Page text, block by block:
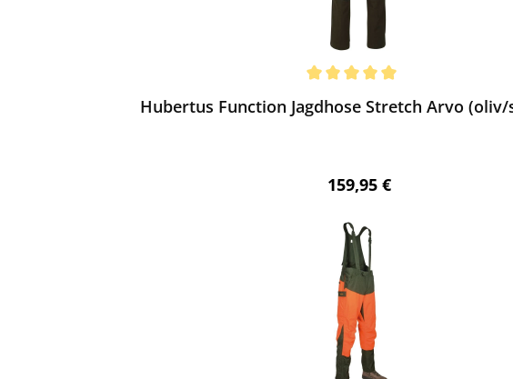
Hubertus Function Jagdhose Stretch Arvo (oliv/
Regulärer Preis:
159,95 €